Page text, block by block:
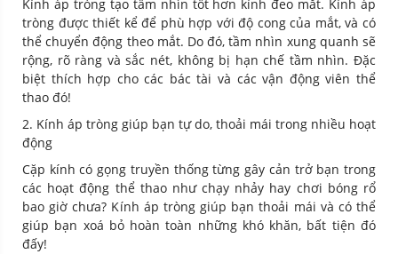
Kính áp tròng tạo tầm nhìn tốt hơn kính đeo mắt. Kính áp
tròng được thiết kể để phù hợp với độ cong của mắt, và có
thể chuyển động theo mắt. Do đó, tầm nhìn xung quanh sẽ
rộng, rõ ràng và sắc nét, không bị hạn chế tầm nhìn. Đặc
biệt thích hợp cho các bác tài và các vận động viên thể
thao đó!
2. Kính áp tròng giúp bạn tự do, thoải mái trong nhiều hoạt
động
Cặp kính có gọng truyền thống từng gây cản trở bạn trong
các hoạt động thể thao như chạy nhảy hay chơi bóng rổ
bao giờ chưa? Kính áp tròng giúp bạn thoải mái và có thể
giúp bạn xoá bỏ hoàn toàn những khó khăn, bất tiện đó
đấy!